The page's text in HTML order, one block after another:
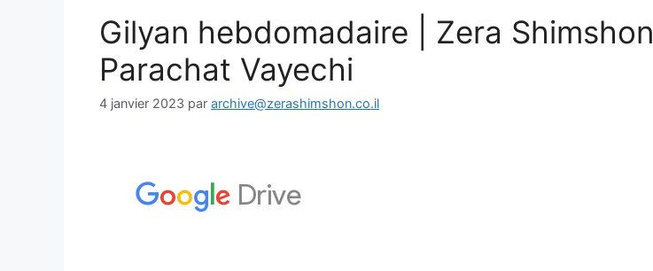
Gilyan hebdomadaire | Zera Shimshon
Parachat Vayechi
4 janvier 2023 par archive@zerashimshon.co.il